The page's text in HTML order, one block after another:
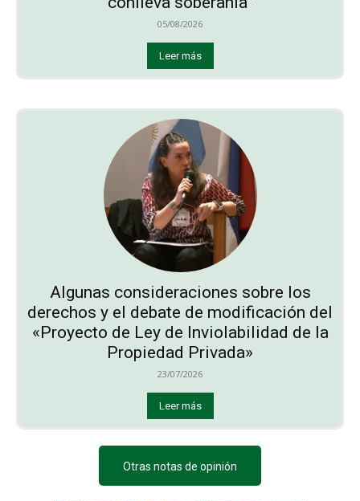
05/08/2026
Leer más
Algunas consideraciones sobre los
derechos y el debate de modificación del
«Proyecto de Ley de Inviolabilidad de la
Propiedad Privada»
23/07/2026
Leer más
Otras notas de opinión